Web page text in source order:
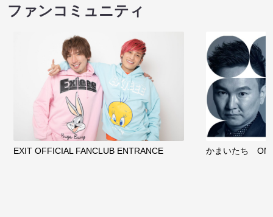
ファンコミュニティ
EXIT OFFICIAL FANCLUB ENTRANCE かまいたち